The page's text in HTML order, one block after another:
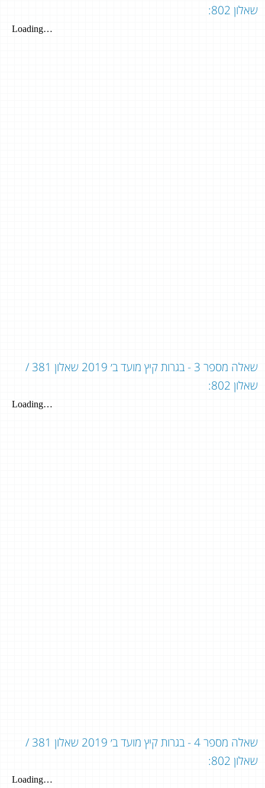
שאלון 802:
שאלה מספר 3 - בגרות קיץ מועד ב׳ 2019 שאלון 381 /
שאלון 802:
שאלה מספר 4 - בגרות קיץ מועד ב׳ 2019 שאלון 381 /
שאלון 802: